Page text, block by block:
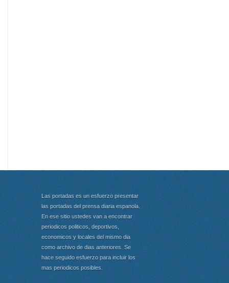
Las portadas es un esfuerzo presentar
las portadas del prensa diaria espanola.
En ese sitio ustedes van a encontrar
periodicos politicos, deportivos,
economicos y locales del mismo dia
como archivo de dias anteriores. Se
hace seguido esfuerzo para incluir los
mas periodicos posibles.